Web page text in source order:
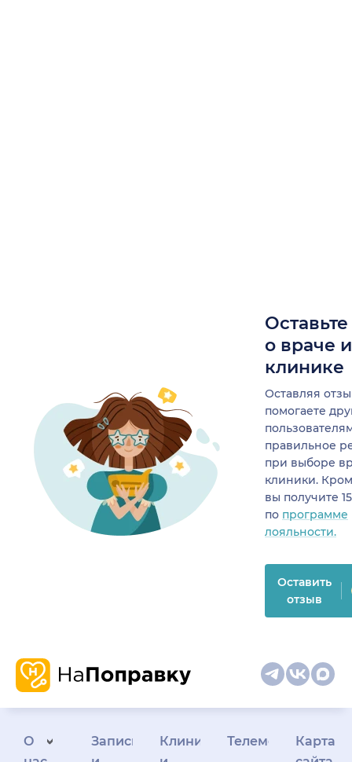
о враче
клинике
Оставляя
помогаете
правильное
при выборе
клиники.
вы получите
по программе
лояльности.
Оставить
отзыв
О
Запись
КлиникамТелемедицина
Карта